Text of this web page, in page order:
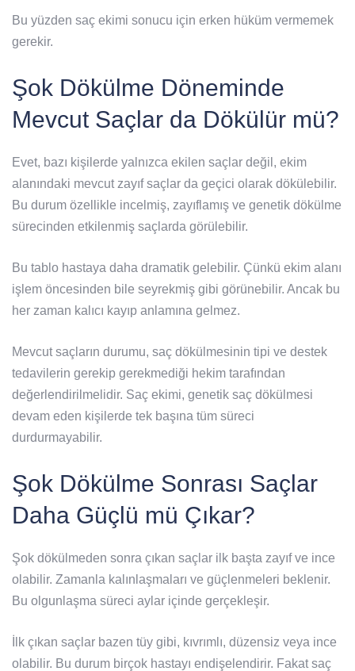
Bu yüzden saç ekimi sonucu için erken hüküm vermemek
gerekir.
Şok Dökülme Döneminde
Mevcut Saçlar da Dökülür mü?
Evet, bazı kişilerde yalnızca ekilen saçlar değil, ekim
alanındaki mevcut zayıf saçlar da geçici olarak dökülebilir.
Bu durum özellikle incelmiş, zayıflamış ve genetik dökülme
sürecinden etkilenmiş saçlarda görülebilir.
Bu tablo hastaya daha dramatik gelebilir. Çünkü ekim alanı
işlem öncesinden bile seyrekmiş gibi görünebilir. Ancak bu
her zaman kalıcı kayıp anlamına gelmez.
Mevcut saçların durumu, saç dökülmesinin tipi ve destek
tedavilerin gerekip gerekmediği hekim tarafından
değerlendirilmelidir. Saç ekimi, genetik saç dökülmesi
devam eden kişilerde tek başına tüm süreci
durdurmayabilir.
Şok Dökülme Sonrası Saçlar
Daha Güçlü mü Çıkar?
Şok dökülmeden sonra çıkan saçlar ilk başta zayıf ve ince
olabilir. Zamanla kalınlaşmaları ve güçlenmeleri beklenir.
Bu olgunlaşma süreci aylar içinde gerçekleşir.
İlk çıkan saçlar bazen tüy gibi, kıvrımlı, düzensiz veya ince
olabilir. Bu durum birçok hastayı endişelendirir. Fakat saç